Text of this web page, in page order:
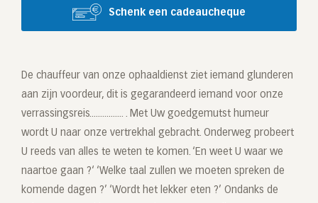
Schenk een cadeaucheque
De chauffeur van onze ophaaldienst ziet iemand glunderen
aan zijn voordeur, dit is gegarandeerd iemand voor onze
verrassingsreis................ . Met Uw goedgemutst humeur
wordt U naar onze vertrekhal gebracht. Onderweg probeert
U reeds van alles te weten te komen. ‘En weet U waar we
naartoe gaan ?‘ ‘Welke taal zullen we moeten spreken de
komende dagen ?’ ‘Wordt het lekker eten ?’ Ondanks de